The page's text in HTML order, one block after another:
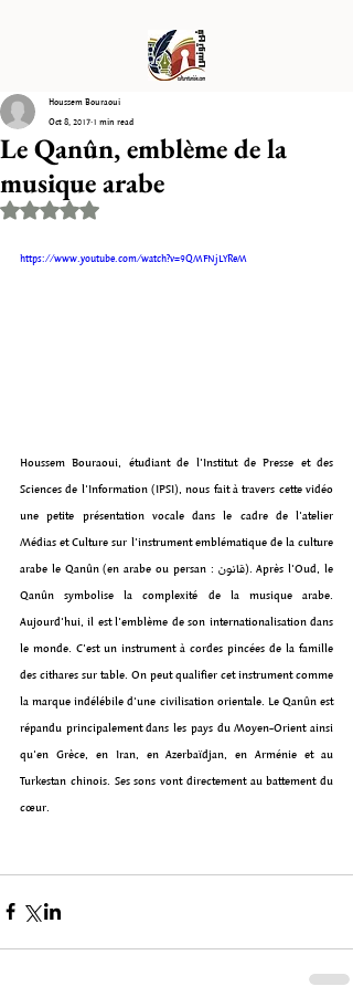
Le Qanûn, emblème de la
musique arabe
Houssem Bouraoui
Oct 8, 2017 1 min read
Rated NaN out of 5 stars.
https://www.youtube.com/watch?v=9QMFNjLYReM
Houssem Bouraoui, étudiant de l'Institut de Presse et des
Sciences de l'Information (IPSI), nous fait à travers cette vidéo
une petite présentation vocale dans le cadre de l'atelier
Médias et Culture sur l'instrument emblématique de la culture
arabe le Qanûn (en arabe ou persan : قاﻧﻮﻥ). Après l'Oud, le
Qanûn symbolise la complexité de la musique arabe.
Aujourd'hui, il est l'emblème de son internationalisation dans
le monde. C'est un instrument à cordes pincées de la famille
des cithares sur table. On peut qualifier cet instrument comme
la marque indélébile d'une civilisation orientale. Le Qanûn est
répandu principalement dans les pays du Moyen-Orient ainsi
qu'en Grèce, en Iran, en Azerbaïdjan, en Arménie et au
Turkestan chinois. Ses sons vont directement au battement du
cœur.